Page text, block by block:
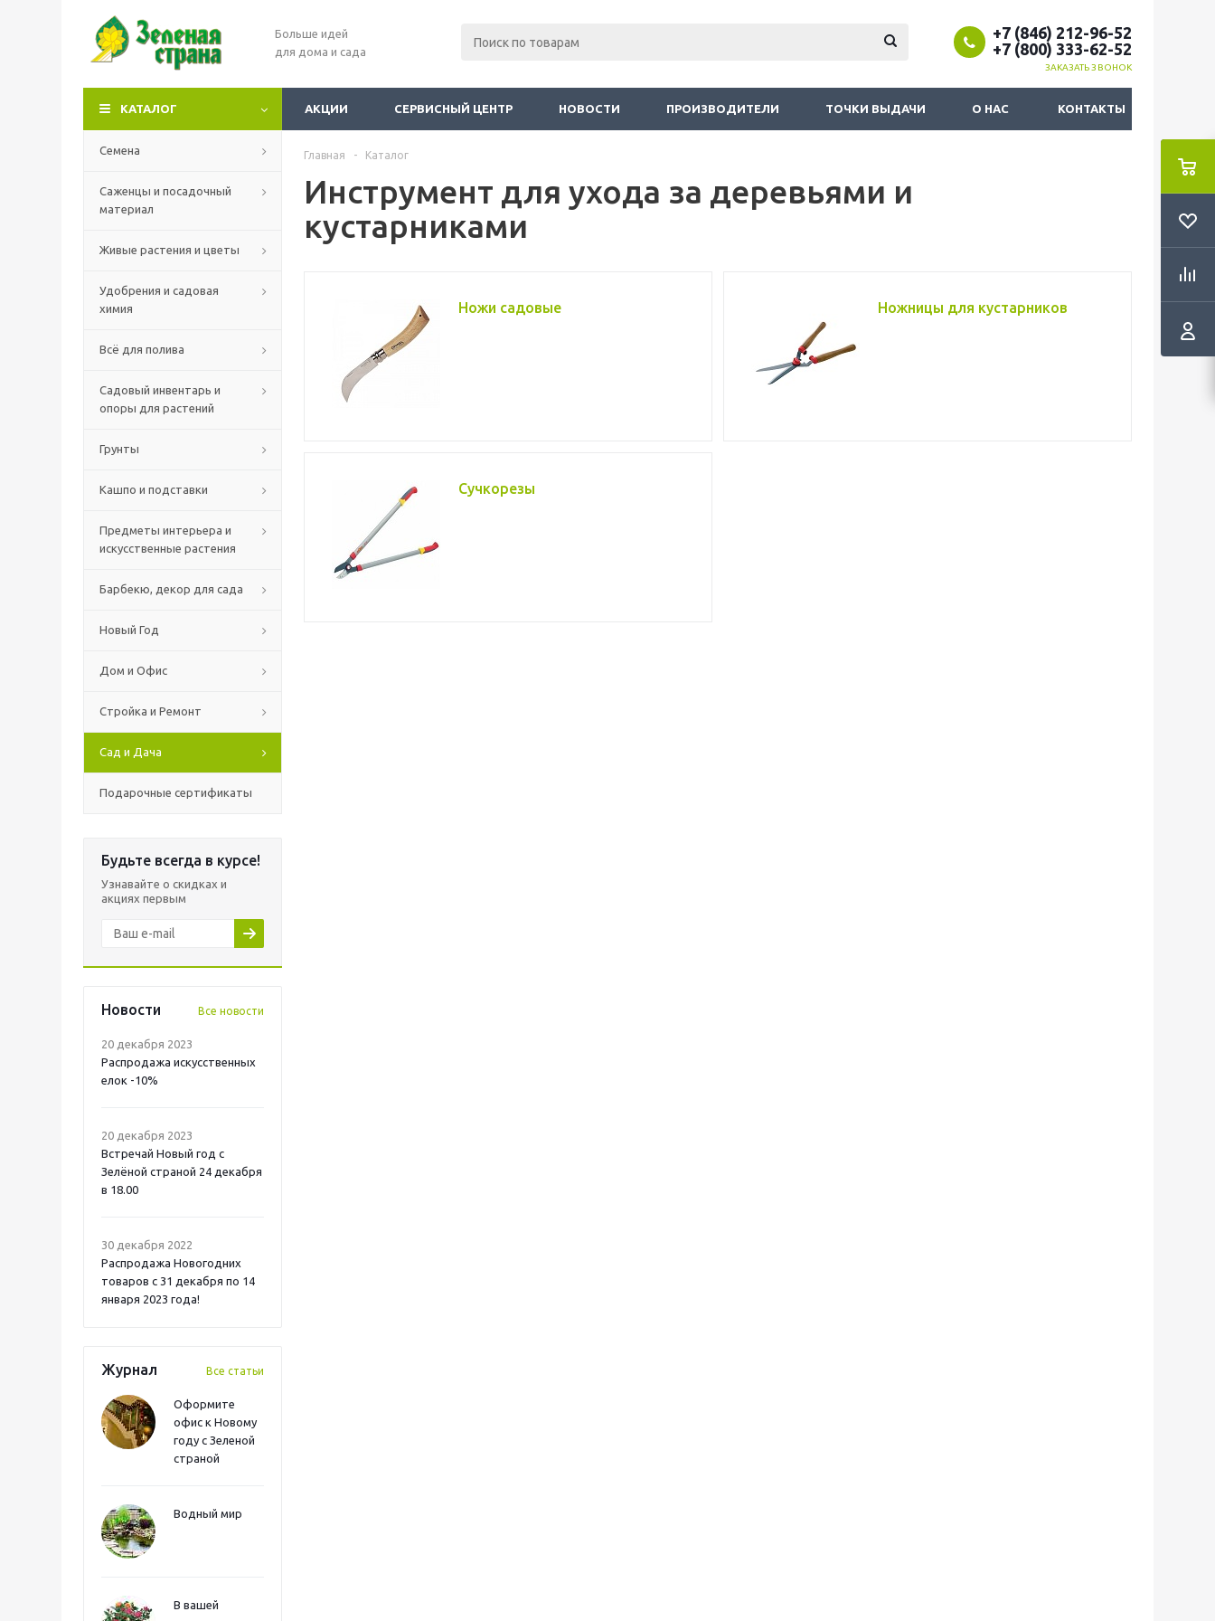
Больше идей
для дома и сада
+7 (846) 212-96-52
+7 (800) 333-62-52
ЗАКАЗАТЬ ЗВОНОК
КАТАЛОГ АКЦИИ СЕРВИСНЫЙ ЦЕНТР НОВОСТИ ПРОИЗВОДИТЕЛИ ТОЧКИ ВЫДАЧИ О НАС КОНТАКТЫ
Семена
Саженцы и посадочный
материал
Живые растения и цветы
Удобрения и садовая
химия
Всё для полива
Садовый инвентарь и
опоры для растений
Грунты
Кашпо и подставки
Предметы интерьера и
искусственные растения
Барбекю, декор для сада
Новый Год
Дом и Офис
Стройка и Ремонт
Сад и Дача
Подарочные сертификаты
Будьте всегда в курсе!
Узнавайте о скидках и
акциях первым
Новости Все новости
20 декабря 2023
Распродажа искусственных
елок -10%
20 декабря 2023
Встречай Новый год с
Зелёной страной 24 декабря
в 18.00
30 декабря 2022
Распродажа Новогодних
товаров с 31 декабря по 14
января 2023 года!
Журнал Все статьи
Оформите
офис к Новому
году с Зеленой
страной
Водный мир
В вашей
Главная - Каталог
Инструмент для ухода за деревьями и
кустарниками
Ножи садовые Ножницы для кустарников
Сучкорезы